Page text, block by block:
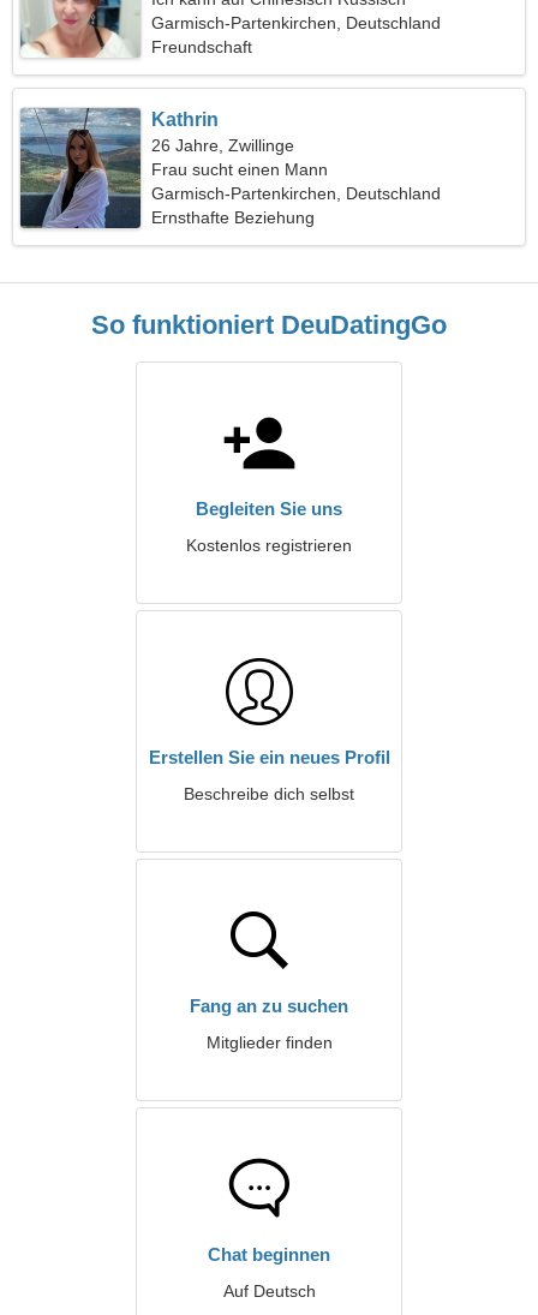
kommunizieren
Garmisch-Partenkirchen, Deutschland
Freundschaft
Kathrin
26 Jahre, Zwillinge
Frau sucht einen Mann
Garmisch-Partenkirchen, Deutschland
Ernsthafte Beziehung
So funktioniert DeuDatingGo
Begleiten Sie uns
Kostenlos registrieren
Erstellen Sie ein neues Profil
Beschreibe dich selbst
Fang an zu suchen
Mitglieder finden
Chat beginnen
Auf Deutsch